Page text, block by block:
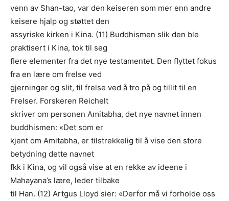
venn av Shan-tao, var den keiseren som mer enn andre
keisere hjalp og støttet den
assyriske kirken i Kina. (11) Buddhismen slik den ble
praktisert i Kina, tok til seg
ﬂere elementer fra det nye testamentet. Den ﬂyttet fokus
fra en lære om frelse ved
gjerninger og slit, til frelse ved å tro på og tillit til en
Frelser. Forskeren Reichelt
skriver om personen Amitabha, det nye navnet innen
buddhismen: «Det som er
kjent om Amitabha, er tilstrekkelig til å vise den store
betydning dette navnet
fkk i Kina, og vil også vise at en rekke av ideene i
Mahayana’s lære, leder tilbake
til Han. (12) Artgus Lloyd sier: «Derfor må vi forholde oss